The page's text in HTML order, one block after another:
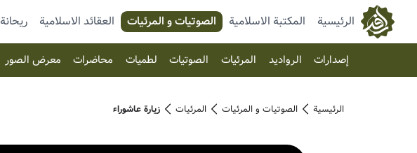
الرئيسية المكتبة الاسلامية الصوتیات و المرئیات العقائد الاسلامية ريحانة
إصدارات الرواديد المرئیات الصوتیات لطميات محاضرات معرض الصور
الرئيسية الصوتیات و المرئیات المرئیات زيارة عاشوراء